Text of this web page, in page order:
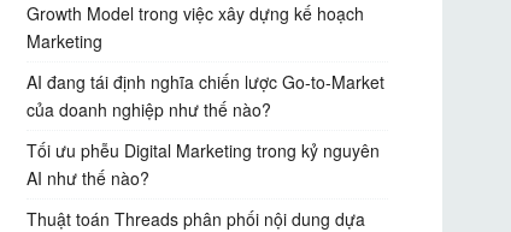
Growth Model trong việc xây dựng kế hoạch
Marketing
AI đang tái định nghĩa chiến lược Go-to-Market
của doanh nghiệp như thế nào?
Tối ưu phễu Digital Marketing trong kỷ nguyên
AI như thế nào?
Thuật toán Threads phân phối nội dung dựa